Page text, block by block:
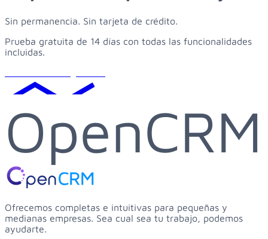
Sin permanencia. Sin tarjeta de crédito.
Prueba gratuita de 14 días con todas las funcionalidades
incluidas.
OpenCRM
Ofrecemos completas e intuitivas para pequeñas y
medianas empresas. Sea cual sea tu trabajo, podemos
ayudarte.